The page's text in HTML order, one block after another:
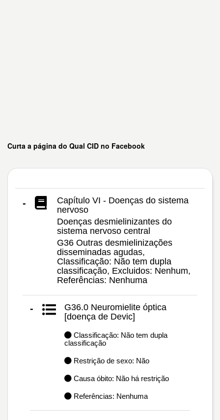
Curta a página do Qual CID no Facebook
-
Capítulo VI - Doenças do sistema
nervoso
Doenças desmielinizantes do
sistema nervoso central
G36 Outras desmielinizações
disseminadas agudas,
Classificação: Não tem dupla
classificação, Excluidos: Nenhum,
Referências: Nenhuma
-
G36.0 Neuromielite óptica
[doença de Devic]
Classificação: Não tem dupla
classificação
Restrição de sexo: Não
Causa óbito: Não há restrição
Referências: Nenhuma